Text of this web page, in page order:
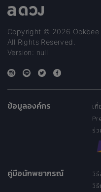
Copyright © 2026 Ookbee
All Rights Reserved.
Version: null
ข้อมูลองค์กร
เกี่
ร่
คู่มือนักพยากรณ์
วิ
วิ